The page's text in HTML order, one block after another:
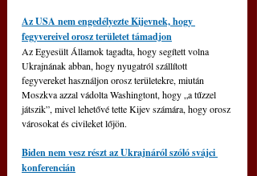
Az USA nem engedélyezte Kijevnek, hogy
fegyvereivel orosz területet támadjon
Az Egyesült Államok tagadta, hogy segített volna
Ukrajnának abban, hogy nyugatról szállított
fegyvereket használjon orosz területekre, miután
Moszkva azzal vádolta Washingtont, hogy „a tűzzel
játszik”, mivel lehetővé tette Kijev számára, hogy orosz
városokat és civileket lőjön.
Biden nem vesz részt az Ukrajnáról szóló svájci
konferencián